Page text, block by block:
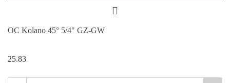
OC Kolano 45° 5/4" GZ-GW
25.83